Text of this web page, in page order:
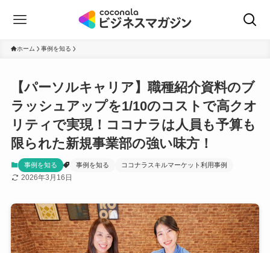
ホーム 事例を知る
【パーソルキャリア】職種紹介資料のブ
ラッシュアップを1/10のコストで高クオ
リティで実現！ココナラは人員も予算も
限られた新規事業部の強い味方！
事例を知る 事例を知る ココナラスキルマーケット利用事例
2026年3月16日